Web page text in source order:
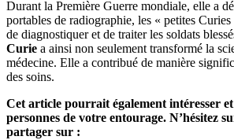
Durant la Première Guerre mondiale, elle a
portables de radiographie, les « petites
de diagnostiquer et de traiter les soldats
Curie a ainsi non seulement transformé la
médecine. Elle a contribué de manière
des soins.
Cet article pourrait également intéresser
personnes de votre entourage. N’hésitez
partager sur :